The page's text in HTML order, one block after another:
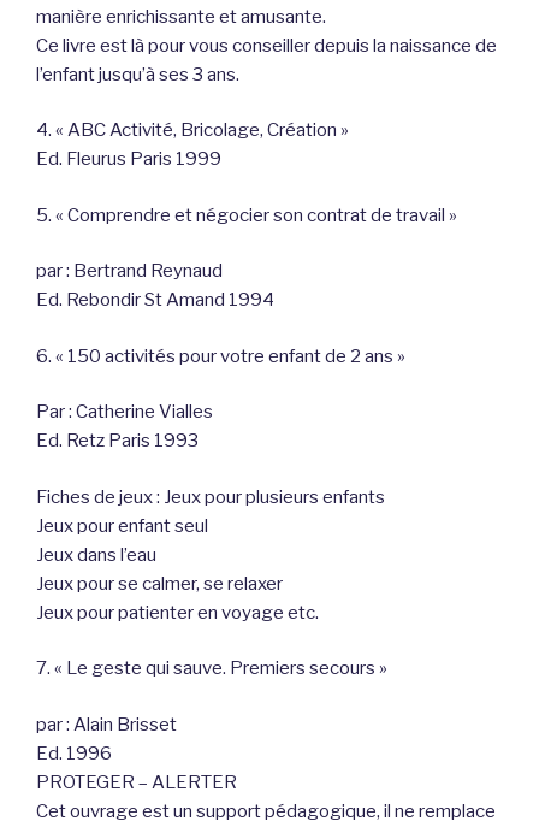
manière enrichissante et amusante.
Ce livre est là pour vous conseiller depuis la naissance de
l’enfant jusqu’à ses 3 ans.
4. « ABC Activité, Bricolage, Création »
Ed. Fleurus Paris 1999
5. « Comprendre et négocier son contrat de travail »
par : Bertrand Reynaud
Ed. Rebondir St Amand 1994
6. « 150 activités pour votre enfant de 2 ans »
Par : Catherine Vialles
Ed. Retz Paris 1993
Fiches de jeux : Jeux pour plusieurs enfants
Jeux pour enfant seul
Jeux dans l’eau
Jeux pour se calmer, se relaxer
Jeux pour patienter en voyage etc.
7. « Le geste qui sauve. Premiers secours »
par : Alain Brisset
Ed. 1996
PROTEGER – ALERTER
Cet ouvrage est un support pédagogique, il ne remplace